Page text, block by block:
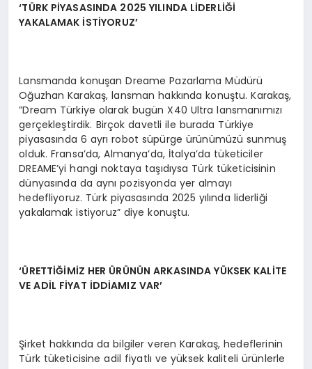
‘TÜRK PİYASASINDA 2025 YILINDA LİDERLİĞİ
YAKALAMAK İSTİYORUZ’
Lansmanda konuşan Dreame Pazarlama Müdürü
Oğuzhan Karakaş, lansman hakkında konuştu. Karakaş,
”Dream Türkiye olarak bugün X40 Ultra lansmanımızı
gerçekleştirdik. Birçok davetli ile burada Türkiye
piyasasında 6 ayrı robot süpürge ürünümüzü sunmuş
olduk. Fransa’da, Almanya’da, İtalya’da tüketiciler
DREAME’yi hangi noktaya taşıdıysa Türk tüketicisinin
dünyasında da aynı pozisyonda yer almayı
hedefliyoruz. Türk piyasasında 2025 yılında liderliği
yakalamak istiyoruz” diye konuştu.
‘ÜRETTİĞİMİZ HER ÜRÜNÜN ARKASINDA YÜKSEK KALİTE
VE ADİL FİYAT İDDİAMIZ VAR’
Şirket hakkında da bilgiler veren Karakaş, hedeflerinin
Türk tüketicisine adil fiyatlı ve yüksek kaliteli ürünlerle